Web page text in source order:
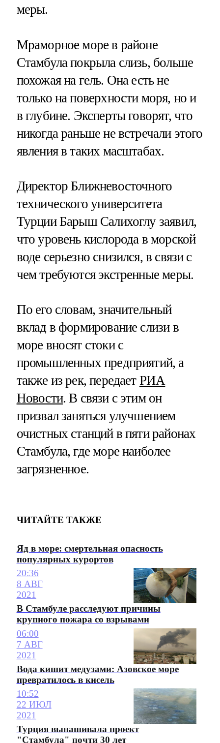
меры.
Мраморное море в районе
Стамбула покрыла слизь, больше
похожая на гель. Она есть не
только на поверхности моря, но и
в глубине. Эксперты говорят, что
никогда раньше не встречали этого
явления в таких масштабах.
Директор Ближневосточного
технического университета
Турции Барыш Салихоглу заявил,
что уровень кислорода в морской
воде серьезно снизился, в связи с
чем требуются экстренные меры.
По его словам, значительный
вклад в формирование слизи в
море вносят стоки с
промышленных предприятий, а
также из рек, передает РИА
Новости. В связи с этим он
призвал заняться улучшением
очистных станций в пяти районах
Стамбула, где море наиболее
загрязненное.
ЧИТАЙТЕ ТАКЖЕ
Яд в море: смертельная опасность
популярных курортов
20:36
8 АВГ
2021
В Стамбуле расследуют причины
крупного пожара со взрывами
06:00
7 АВГ
2021
Вода кишит медузами: Азовское море
превратилось в кисель
10:52
22 ИЮЛ
2021
Турция вынашивала проект
"Стамбула" почти 30 лет